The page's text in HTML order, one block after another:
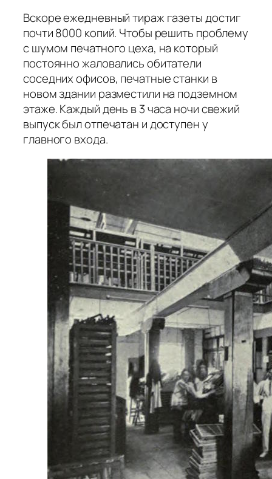
Вскоре ежедневный тираж газеты достиг
почти 8000 копий. Чтобы решить проблему
с шумом печатного цеха, на который
постоянно жаловались обитатели
соседних офисов, печатные станки в
новом здании разместили на подземном
этаже. Каждый день в 3 часа ночи свежий
выпуск был отпечатан и доступен у
главного входа.